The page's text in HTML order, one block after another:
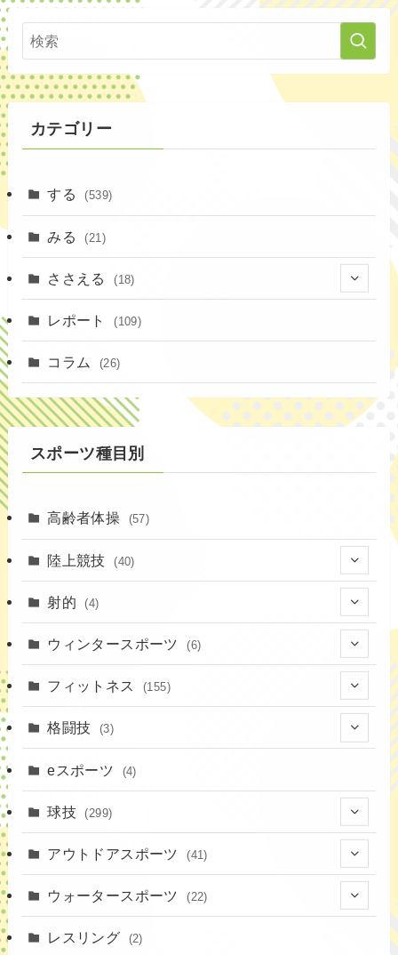
カテゴリー
する (539)
みる (21)
ささえる (18)
(4)
(1)
(3)
レポート (109)
コラム (26)
スポーツ種目別
高齢者体操 (57)
陸上競技 (40)
(2)
射的 (4)
(4)
ウィンタースポーツ (6)
(6)
フィットネス (155)
(16)
(37)
(18)
格闘技 (3)
(3)
eスポーツ (4)
球技 (299)
(20)
(14)
(10)
アウトドアスポーツ (41)
(4)
(8)
ウォータースポーツ (22)
(7)
レスリング (2)